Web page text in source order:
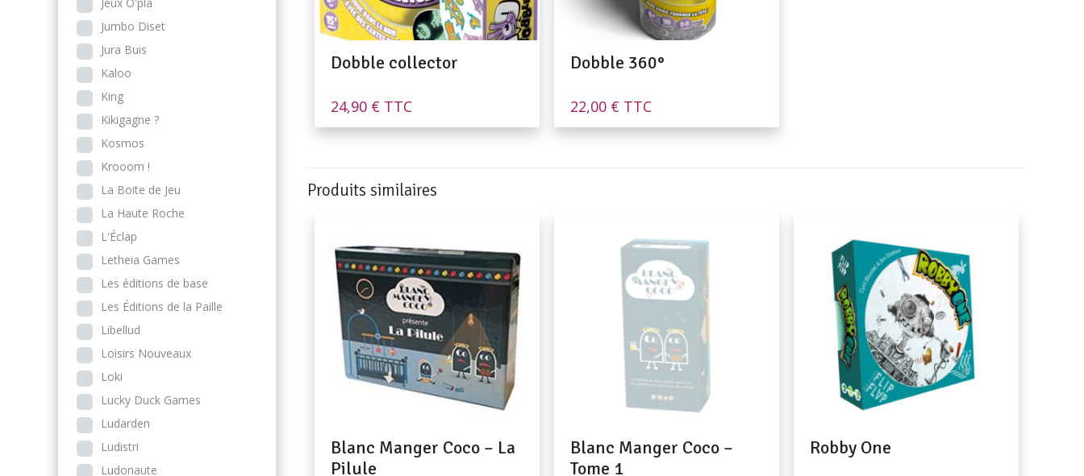
Dobble collector
24,90 € TTC
Dobble 360°
22,00 € TTC
Produits similaires
Blanc Manger Coco – La
Pilule
Blanc Manger Coco –
Tome 1
Robby One
Jumbo Diset
Jura Buis
Kaloo
King
Kikigagne ?
Kosmos
Krooom !
La Boite de Jeu
La Haute Roche
L'Éclap
Letheia Games
Les éditions de base
Les Éditions de la Paille
Libellud
Loisirs Nouveaux
Loki
Lucky Duck Games
Ludarden
Ludistri
Ludonaute